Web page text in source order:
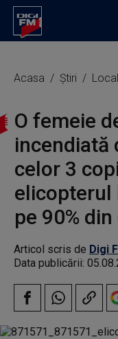
Acasa Știri
O femeie
incendiată
celor 3
elicopterul
pe 90%
Articol scris de Digi
Data publicării: